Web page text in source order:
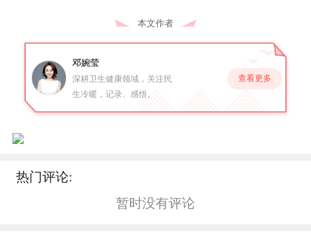
本文作者
邓婉莹
深耕卫生健康领域，关注民
生冷暖，记录、感悟。
查看更多
热门评论:
暂时没有评论